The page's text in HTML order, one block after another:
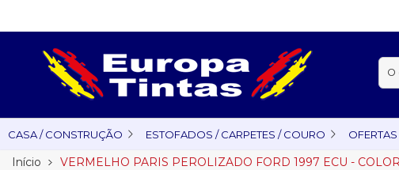
CASA / CONSTRUÇÃO ESTOFADOS / CARPETES / COURO OFERTAS
Início VERMELHO PARIS PEROLIZADO FORD 1997 ECU -